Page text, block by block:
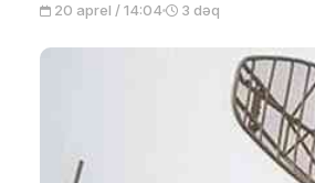
20 aprel / 14:04 3 dəq